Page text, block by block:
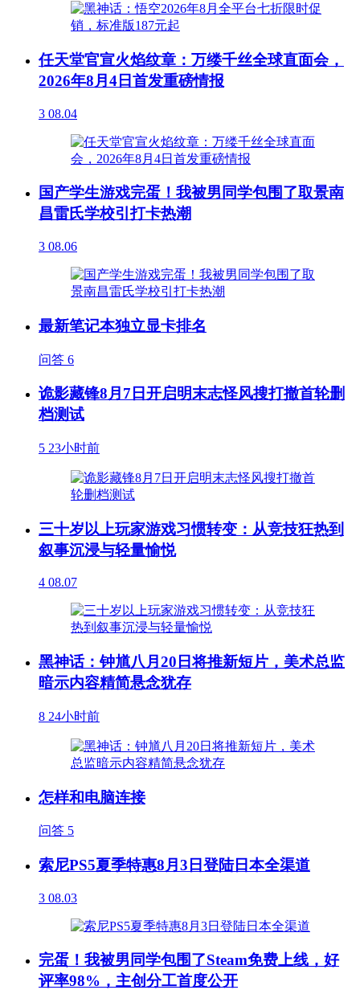
任天堂官宣火焰纹章：万缕千丝全球直面会，
2026年8月4日首发重磅情报
3 08.04
国产学生游戏完蛋！我被男同学包围了取景南
昌雷氏学校引打卡热潮
3 08.06
最新笔记本独立显卡排名
问答 6
诡影藏锋8月7日开启明末志怪风搜打撤首轮删
档测试
5 23小时前
三十岁以上玩家游戏习惯转变：从竞技狂热到
叙事沉浸与轻量愉悦
4 08.07
黑神话：钟馗八月20日将推新短片，美术总监
暗示内容精简悬念犹存
8 24小时前
怎样和电脑连接
问答 5
索尼PS5夏季特惠8月3日登陆日本全渠道
3 08.03
完蛋！我被男同学包围了Steam免费上线，好
评率98%，主创分工首度公开